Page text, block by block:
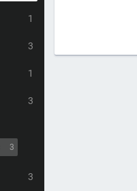
1
3
1
3
3
3